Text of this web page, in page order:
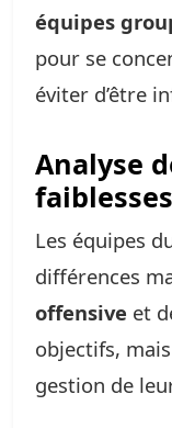
équipes
pour se
éviter d’être
Analyse
faiblesses
Les équipes
différences
offensive et
objectifs,
gestion de